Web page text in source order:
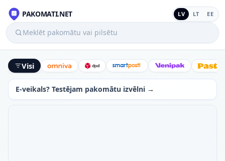
PAKOMATI.NET LV LT EE
Meklēt pakomātu vai pilsētu
Visi Omniva DPD SmartPostiVenipak
E-veikals? Testējam pakomātu izvēlni →